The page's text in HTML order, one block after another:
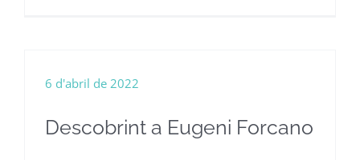
Descobrint a Eugeni Forcano
6 d'abril de 2022